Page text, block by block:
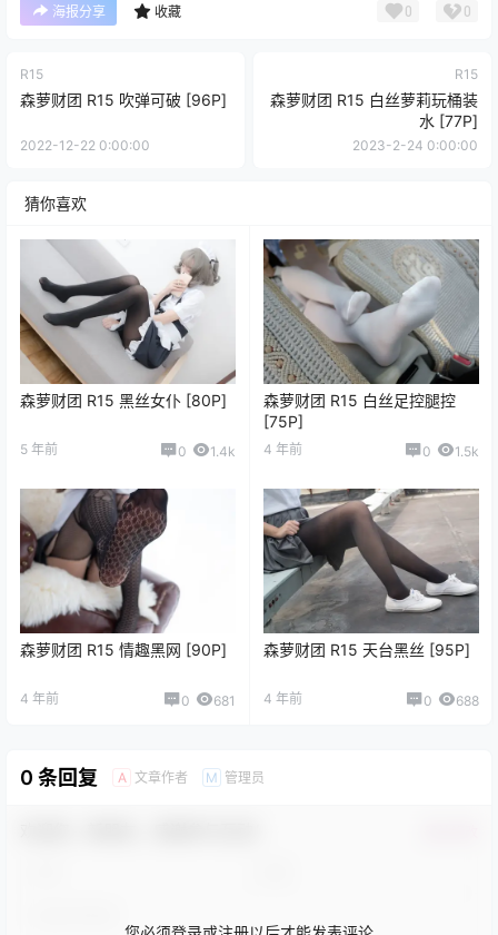
海报分享 收藏 0 0
R15
森萝财团 R15 吹弹可破 [96P]
2022-12-22 0:00:00
R15
森萝财团 R15 白丝萝莉玩桶装
水 [77P]
2023-2-24 0:00:00
猜你喜欢
森萝财团 R15 黑丝女仆 [80P]
5 年前 0 1.4k
森萝财团 R15 白丝足控腿控
[75P]
4 年前 0 1.5k
森萝财团 R15 情趣黑网 [90P]
4 年前 0 681
森萝财团 R15 天台黑丝 [95P]
4 年前 0 688
0 条回复 A 文章作者 M 管理员